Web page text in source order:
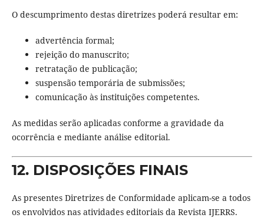
O descumprimento destas diretrizes poderá resultar em:
advertência formal;
rejeição do manuscrito;
retratação de publicação;
suspensão temporária de submissões;
comunicação às instituições competentes.
As medidas serão aplicadas conforme a gravidade da
ocorrência e mediante análise editorial.
12. DISPOSIÇÕES FINAIS
As presentes Diretrizes de Conformidade aplicam-se a todos
os envolvidos nas atividades editoriais da Revista IJERRS.